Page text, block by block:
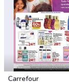
Carrefour